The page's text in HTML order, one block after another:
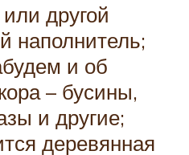
другой
наполнитель;
и об
– бусины,
и другие;
деревянная